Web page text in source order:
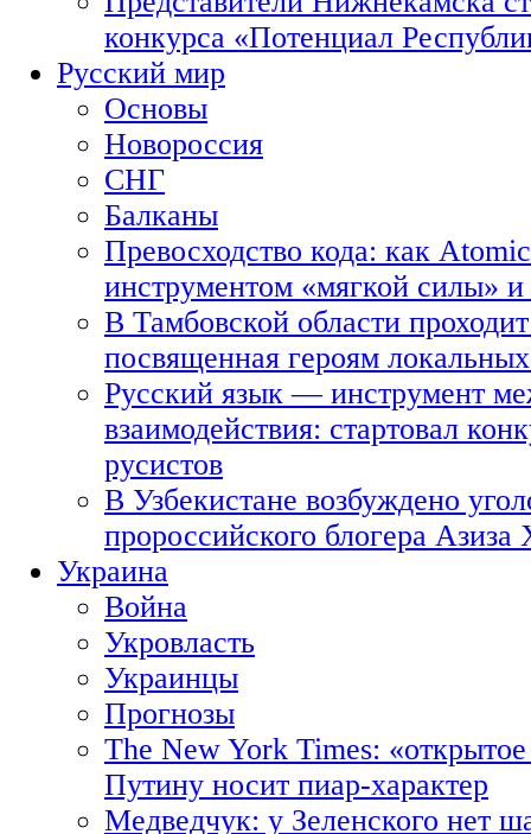
конкурса «Потенциал
Русский мир
Основы
Новороссия
СНГ
Балканы
Превосходство кода: как
инструментом «мягкой силы» и
В Тамбовской области
посвященная героям
Русский язык — инструмент
взаимодействия: стартовал
русистов
В Узбекистане возбуждено
пророссийского блогера Азиза
Украина
Война
Укровласть
Украинцы
Прогнозы
The New York Times:
Путину носит пиар-характер
Медведчук: у Зеленского нет